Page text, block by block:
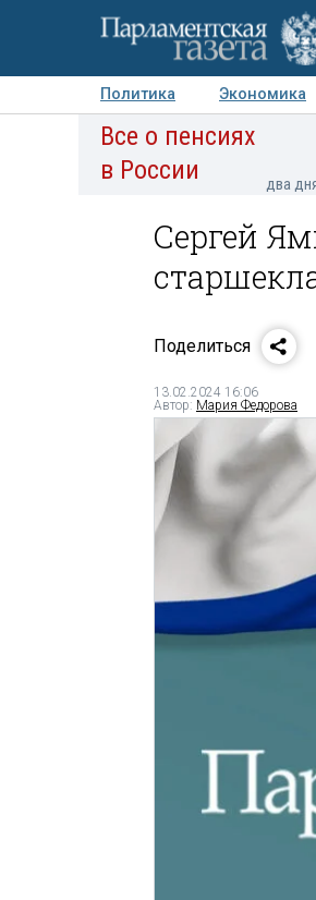
Политика Экономика
Авторы Персоны
Все о пенсиях
в России
два
Сергей
Поделиться
13.02.2024 16:06
Автор: Мария Федорова